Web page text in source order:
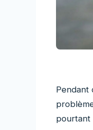
Pendant
pourtant